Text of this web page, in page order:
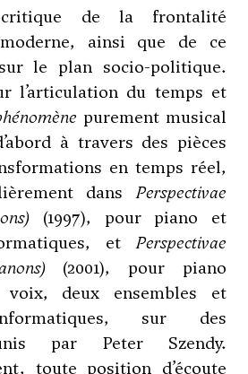
de la frontalité
ainsi que de ce
le plan socio-politique.
l’articulation du temps et
purement musical
à travers des pièces
en temps réel,
dans Perspectivae
(1997), pour piano et
et Perspectivae
(2001), pour piano
deux ensembles et
sur des
par Peter Szendy.
toute position d’écoute